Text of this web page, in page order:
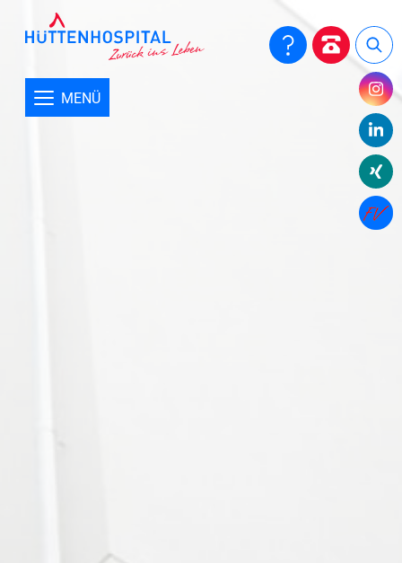
Close submenu
Informationen aus dem Hüttenhospital
Förderprojekte
MENÜ